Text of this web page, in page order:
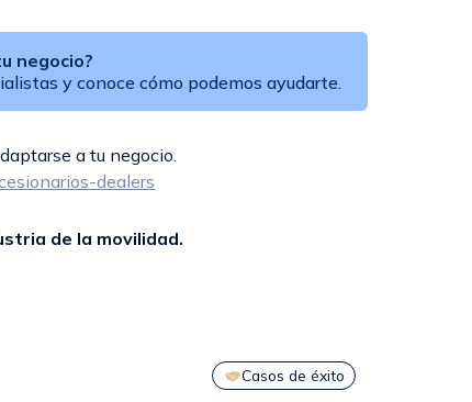
negocio?
y conoce cómo podemos ayudarte.
a tu negocio.
dealers
de la movilidad.
Casos de éxito